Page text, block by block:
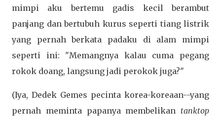
mimpi aku bertemu gadis kecil berambut
panjang dan bertubuh kurus seperti tiang listrik
yang pernah berkata padaku di alam mimpi
seperti ini: "Memangnya kalau cuma pegang
rokok doang, langsung jadi perokok juga?"
(Iya, Dedek Gemes pecinta korea-koreaan--yang
pernah meminta papanya membelikan tanktop